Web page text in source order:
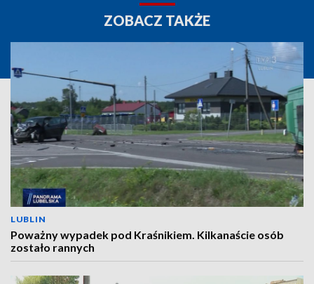
ZOBACZ TAKŻE
LUBLIN
Poważny wypadek pod Kraśnikiem. Kilkanaście osób
zostało rannych